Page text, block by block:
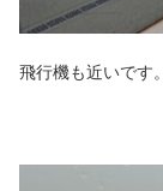
飛行機も近いです。